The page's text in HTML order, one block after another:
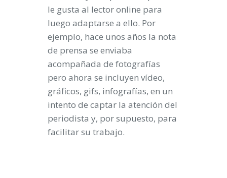
le gusta al lector online para
luego adaptarse a ello. Por
ejemplo, hace unos años la nota
de prensa se enviaba
acompañada de fotografías
pero ahora se incluyen vídeo,
gráficos, gifs, infografías, en un
intento de captar la atención del
periodista y, por supuesto, para
facilitar su trabajo.